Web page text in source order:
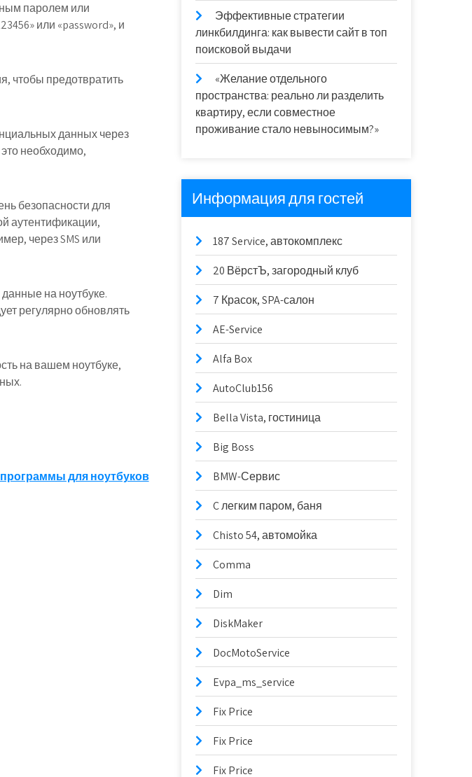
паролем или
или «password», и
чтобы предотвратить
данных через
необходимо,
безопасности для
аутентификации,
через SMS или
на ноутбуке.
регулярно обновлять
на вашем ноутбуке,
для ноутбуков
Эффективные стратегии
линкбилдинга: как вывести сайт в топ
поисковой выдачи
«Желание отдельного
пространства: реально ли разделить
квартиру, если совместное
проживание стало невыносимым?»
Информация для гостей
187 Service, автокомплекс
20 ВёрстЪ, загородный клуб
7 Красок, SPA-салон
AE-Service
Alfa Box
AutoClub156
Bella Vista, гостиница
Big Boss
BMW-Сервис
C легким паром, баня
Chisto 54, автомойка
Comma
Dim
DiskMaker
DocMotoService
Evpa_ms_service
Fix Price
Fix Price
Fix Price